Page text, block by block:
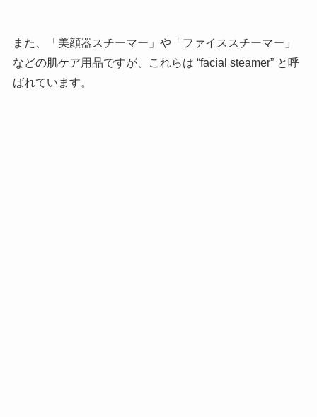
また、「美顔器スチーマー」や「ファイススチーマー」
などの肌ケア用品ですが、これらは “facial steamer” と呼
ばれています。